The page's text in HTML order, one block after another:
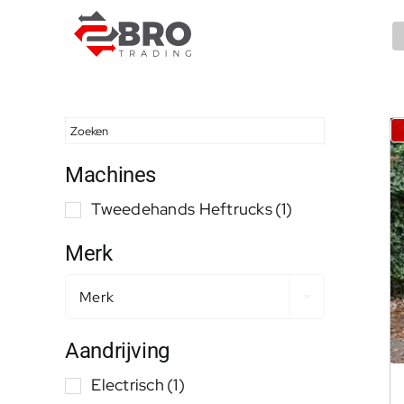
Machines
Tweedehands Heftrucks(1)
Merk
Merk
Aandrijving
Electrisch (1)